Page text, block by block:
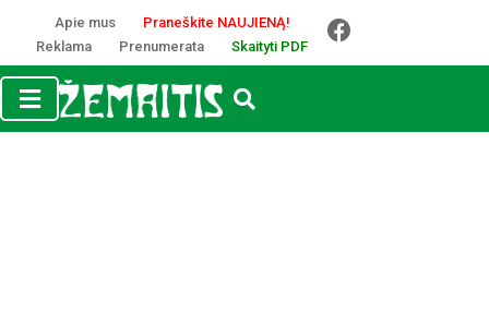
Apie mus
Praneškite NAUJIENĄ!
Reklama
Prenumerata Skaityti PDF